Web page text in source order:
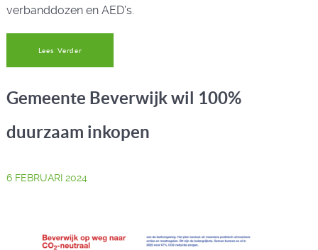
verbanddozen en AED’s.
Lees Verder
Gemeente Beverwijk wil 100%
duurzaam inkopen
6 FEBRUARI 2024